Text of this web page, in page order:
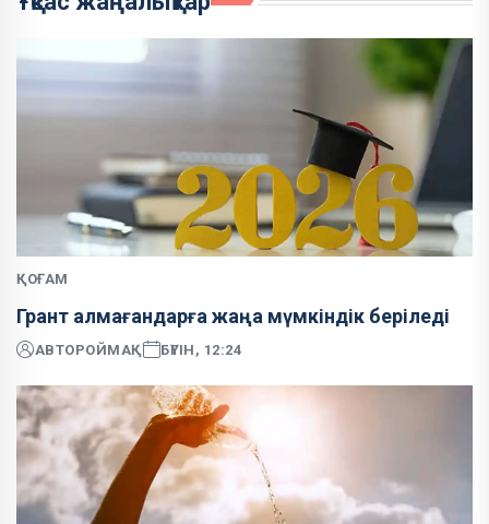
ҚОҒАМ
Грант алмағандарға жаңа мүмкіндік беріледі
АВТОРОЙМАҚ БҮГІН, 12:24